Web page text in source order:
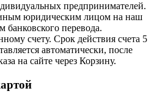
предпринимателей.
юридическим лицом на наш
банковского перевода.
счету. Срок действия счета 5
автоматически, после
на сайте через Корзину.